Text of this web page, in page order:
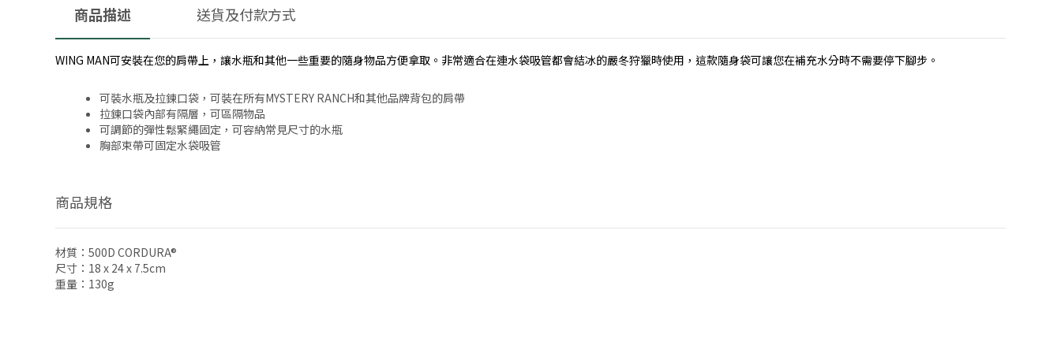
商品描述 送貨及付款方式
WING MAN可安裝在您的肩帶上，讓水瓶和其他一些重要的隨身物品方便拿取。非常適合在連水袋吸管都會結冰的嚴冬狩獵時使用，這款隨身袋可讓您在補充水分時不需要停下腳步。
可裝水瓶及拉鍊口袋，可裝在所有MYSTERY RANCH和其他品牌背包的肩帶
拉鍊口袋內部有隔層，可區隔物品
可調節的彈性鬆緊繩固定，可容納常見尺寸的水瓶
胸部束帶可固定水袋吸管
商品規格
材質：500D CORDURA®
尺寸：18 x 24 x 7.5cm
重量：130g